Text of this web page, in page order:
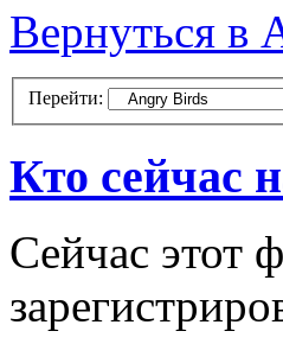
Вернуться в
Перейти:
Кто сейчас
Сейчас этот